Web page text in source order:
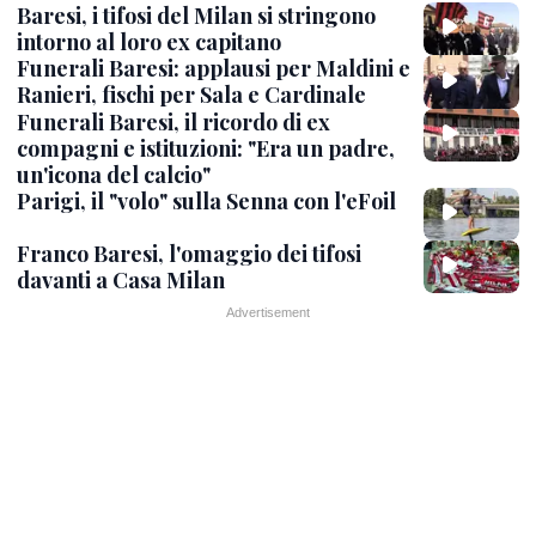
Baresi, i tifosi del Milan si stringono
intorno al loro ex capitano
Funerali Baresi: applausi per Maldini e
Ranieri, fischi per Sala e Cardinale
Funerali Baresi, il ricordo di ex
compagni e istituzioni: "Era un padre,
un'icona del calcio"
Parigi, il "volo" sulla Senna con l'eFoil
Franco Baresi, l'omaggio dei tifosi
davanti a Casa Milan